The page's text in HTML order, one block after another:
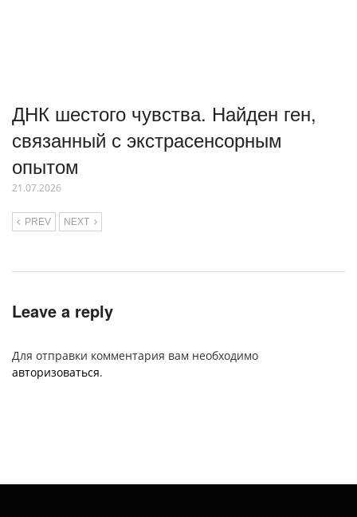
ДНК шестого чувства. Найден ген,
связанный с экстрасенсорным
опытом
21.07.2026
PREV NEXT
Leave a reply
Для отправки комментария вам необходимо
авторизоваться.